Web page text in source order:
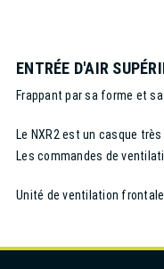
ENTRÉE D'AIR
Frappant par sa forme et sa
Le NXR2 est un casque très
Les commandes de
Unité de ventilation